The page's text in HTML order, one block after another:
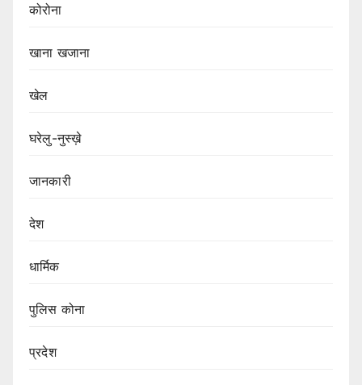
कोरोना
खाना खजाना
खेल
घरेलु-नुस्ख़े
जानकारी
देश
धार्मिक
पुलिस कोना
प्रदेश